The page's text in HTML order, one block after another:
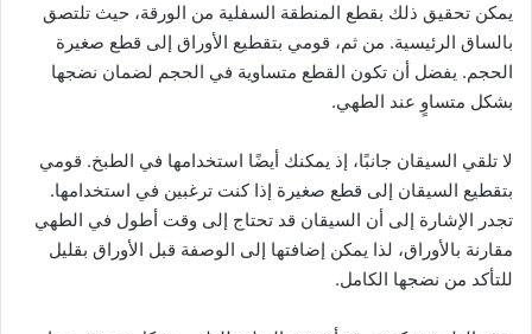
يمكن تحقيق ذلك بقطع المنطقة السفلية من الورقة، حيث تلتصق
بالساق الرئيسية. من ثم، قومي بتقطيع الأوراق إلى قطع صغيرة
الحجم. يفضل أن تكون القطع متساوية في الحجم لضمان نضجها
بشكل متساوٍ عند الطهي.
لا تلقي السيقان جانبًا، إذ يمكنك أيضًا استخدامها في الطبخ. قومي
بتقطيع السيقان إلى قطع صغيرة إذا كنت ترغبين في استخدامها.
تجدر الإشارة إلى أن السيقان قد تحتاج إلى وقت أطول في الطهي
مقارنة بالأوراق، لذا يمكن إضافتها إلى الوصفة قبل الأوراق بقليل
للتأكد من نضجها الكامل.